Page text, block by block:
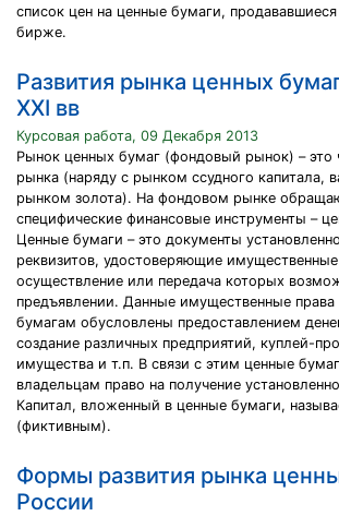
список цен на ценные бумаги,
бирже.
Развития рынка ценных
XXI вв
Курсовая работа, 09 Декабря 2013
Рынок ценных бумаг (фондовый рынок) – это
рынка (наряду с рынком ссудного капитала,
рынком золота). На фондовом рынке
специфические финансовые инструменты –
Ценные бумаги – это документы
реквизитов, удостоверяющие имущественные
осуществление или передача которых
предъявлении. Данные имущественные
бумагам обусловлены предоставлением
создание различных предприятий, куплей-
имущества и т.п. В связи с этим ценные
владельцам право на получение
Капитал, вложенный в ценные бумаги,
(фиктивным).
Формы развития рынка
России